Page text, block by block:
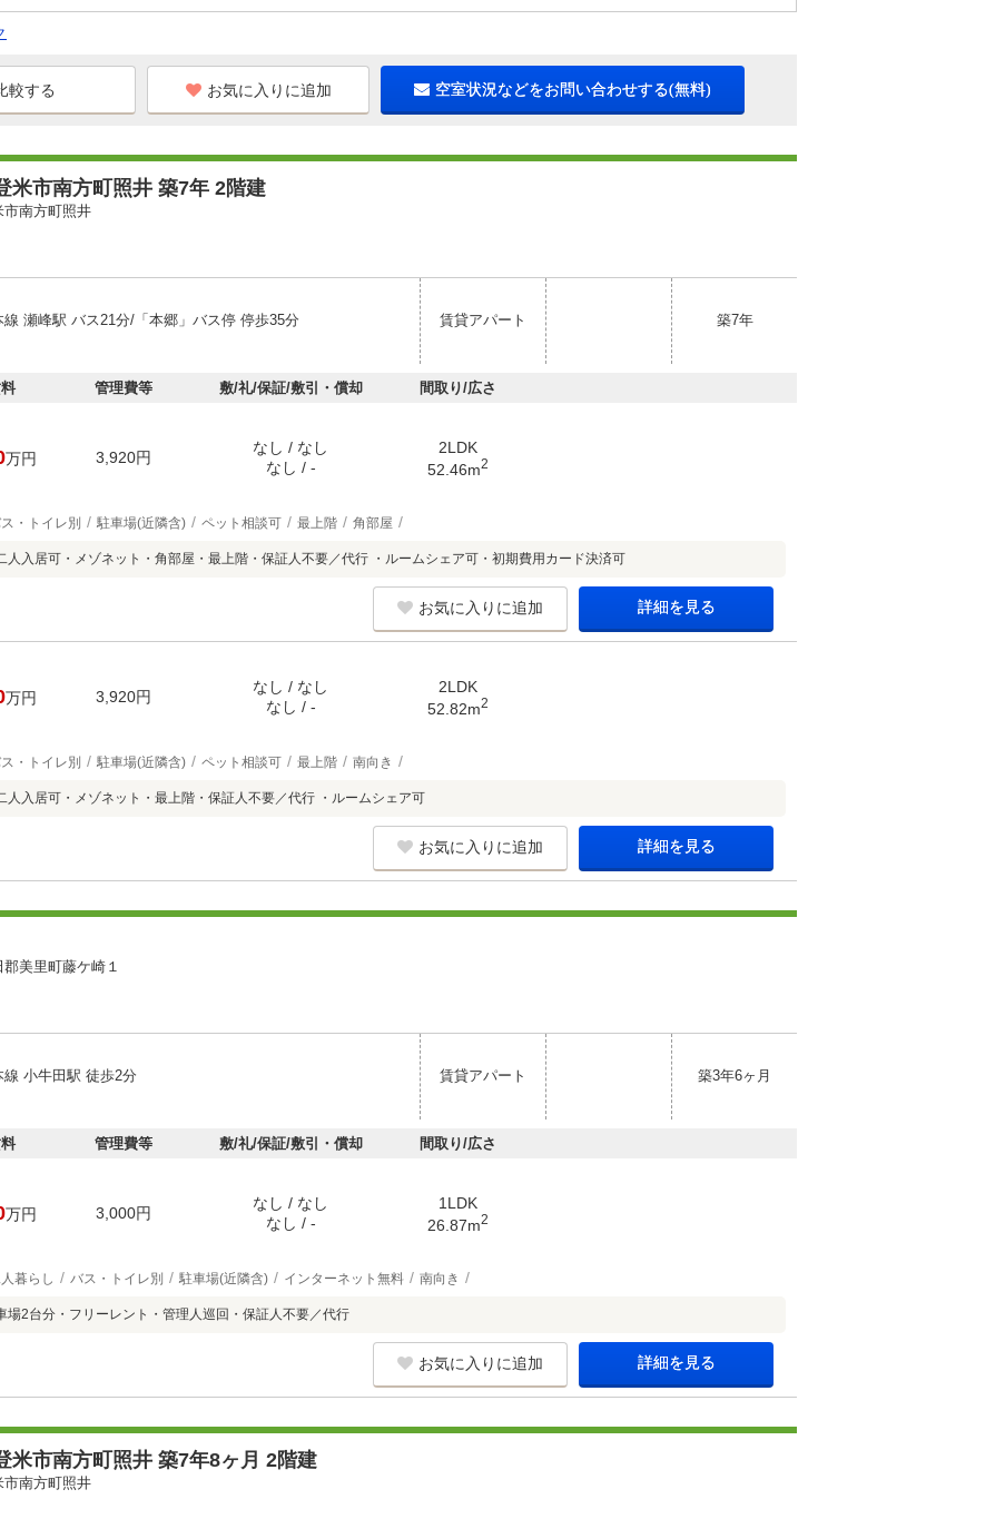
お気に入りに追加 空室状況などをお問い合わせする(無料)
米市南方町照井 築7年 2階建
市南方町照井
線 瀬峰駅 バス21分/「本郷」バス停 停歩35分 賃貸アパート 築7年
管理費等 敷/礼/保証/敷引・償却 間取り/広さ
万円 3,920円
なし / なし
なし / -
2LDK
52.46m2
・トイレ別 駐車場(近隣含) ペット相談可 最上階 角部屋
人入居可・メゾネット・角部屋・最上階・保証人不要／代行 ・ルームシェア可・初期費用カード決済可
お気に入りに追加 詳細を見る
万円 3,920円
なし / なし
なし / -
2LDK
52.82m2
・トイレ別 駐車場(近隣含) ペット相談可 最上階 南向き
人入居可・メゾネット・最上階・保証人不要／代行 ・ルームシェア可
お気に入りに追加 詳細を見る
美里町藤ケ崎１
線 小牛田駅 徒歩2分 賃貸アパート 築3年6ヶ月
管理費等 敷/礼/保証/敷引・償却 間取り/広さ
万円 3,000円
なし / なし
なし / -
1LDK
26.87m2
暮らし バス・トイレ別 駐車場(近隣含) インターネット無料 南向き
場2台分・フリーレント・管理人巡回・保証人不要／代行
お気に入りに追加 詳細を見る
米市南方町照井 築7年8ヶ月 2階建
市南方町照井